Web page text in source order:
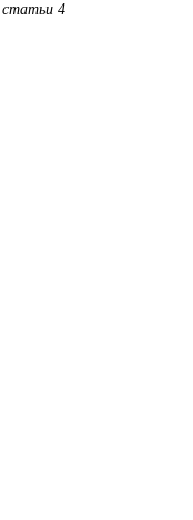
статьи 4